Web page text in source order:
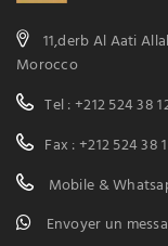
11,derb Al Aati
Morocco
Tel : +212 524 38
Fax : +212 524 38
Mobile &
Envoyer un